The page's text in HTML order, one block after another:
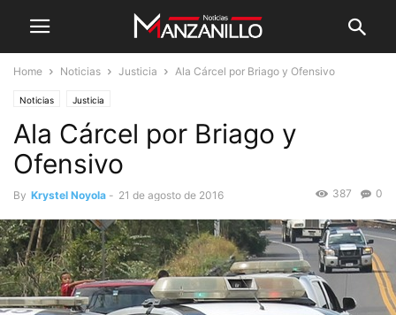
Home Noticias Justicia Ala Cárcel por Briago y Ofensivo
Noticias Justicia
Ala Cárcel por Briago y
Ofensivo
By Krystel Noyola - 21 de agosto de 2016 0
387